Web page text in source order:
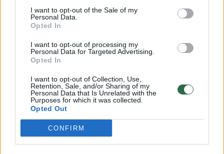
I want to opt-out of the Sale of my
Personal Data.
Opted In
I want to opt-out of processing my
Personal Data for Targeted Advertising.
Opted In
I want to opt-out of Collection, Use,
Retention, Sale, and/or Sharing of my
Personal Data that Is Unrelated with the
Purposes for which it was collected.
Opted Out
CONFIRM
septyniolikmete Aleksandra S.
„Atvykęs vyras Danguolei pasiūlė nuvažiuoti
pas jį į namus, kur ketino supažindinti su
žmona ir parodyti vaiką, kurį reikės prižiūrėti.
Kai Aleksandra panoro važiuoti kartu, tas
žmogus pasakė, kad ji yra nereikalinga“, –
„Lietuvos rytui“ papasakojo Aleksandros S.
motina Jelena.